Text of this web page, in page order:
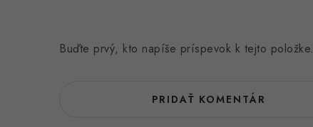
Buďte prvý, kto napíše príspevok k tejto položke.
PRIDAŤ KOMENTÁR